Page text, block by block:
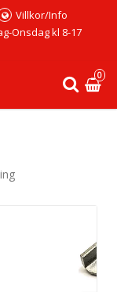
Villkor/Info
Onsdag kl 8-17
0